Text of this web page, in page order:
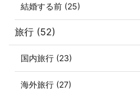
結婚する前 (25)
旅行 (52)
国内旅行 (23)
海外旅行 (27)